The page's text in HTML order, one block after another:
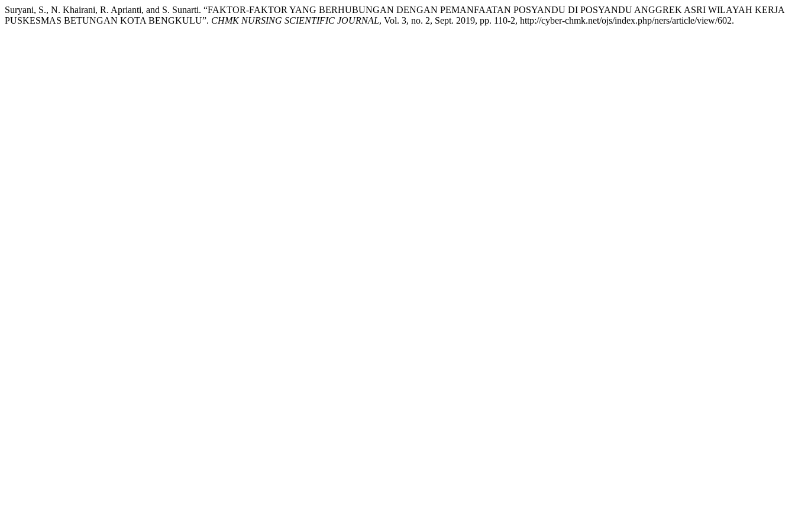
Suryani, S., N. Khairani, R. Aprianti, and S. Sunarti. “FAKTOR-FAKTOR YANG BERHUBUNGAN DENGAN PEMANFAATAN POSYANDU DI POSYANDU ANGGREK ASRI WILAYAH KERJA
PUSKESMAS BETUNGAN KOTA BENGKULU”. CHMK NURSING SCIENTIFIC JOURNAL, Vol. 3, no. 2, Sept. 2019, pp. 110-2, http://cyber-chmk.net/ojs/index.php/ners/article/view/602.